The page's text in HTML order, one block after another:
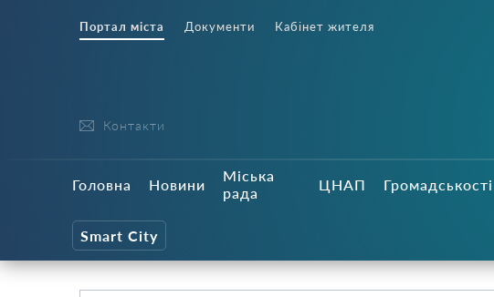
Портал міста Документи Кабінет жителя
Контакти
Головна Новини
Міська
рада
ЦНАП Громадськості
Smart City